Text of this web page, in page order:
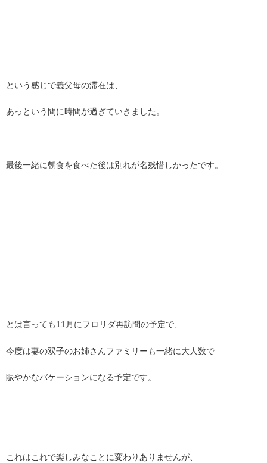
という感じで義父母の滞在は、
あっという間に時間が過ぎていきました。
最後一緒に朝食を食べた後は別れが名残惜しかったです。
とは言っても11月にフロリダ再訪問の予定で、
今度は妻の双子のお姉さんファミリーも一緒に大人数で
賑やかなバケーションになる予定です。
これはこれで楽しみなことに変わりありませんが、